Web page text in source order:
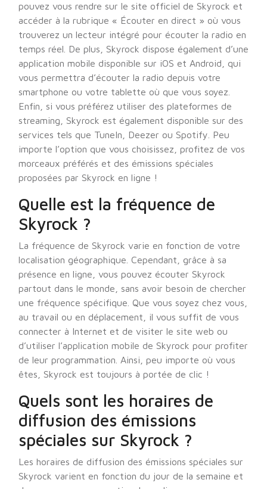
pouvez vous rendre sur le site officiel de Skyrock et
accéder à la rubrique « Écouter en direct » où vous
trouverez un lecteur intégré pour écouter la radio en
temps réel. De plus, Skyrock dispose également d’une
application mobile disponible sur iOS et Android, qui
vous permettra d’écouter la radio depuis votre
smartphone ou votre tablette où que vous soyez.
Enfin, si vous préférez utiliser des plateformes de
streaming, Skyrock est également disponible sur des
services tels que TuneIn, Deezer ou Spotify. Peu
importe l’option que vous choisissez, profitez de vos
morceaux préférés et des émissions spéciales
proposées par Skyrock en ligne !
Quelle est la fréquence de
Skyrock ?
La fréquence de Skyrock varie en fonction de votre
localisation géographique. Cependant, grâce à sa
présence en ligne, vous pouvez écouter Skyrock
partout dans le monde, sans avoir besoin de chercher
une fréquence spécifique. Que vous soyez chez vous,
au travail ou en déplacement, il vous suffit de vous
connecter à Internet et de visiter le site web ou
d’utiliser l’application mobile de Skyrock pour profiter
de leur programmation. Ainsi, peu importe où vous
êtes, Skyrock est toujours à portée de clic !
Quels sont les horaires de
diffusion des émissions
spéciales sur Skyrock ?
Les horaires de diffusion des émissions spéciales sur
Skyrock varient en fonction du jour de la semaine et